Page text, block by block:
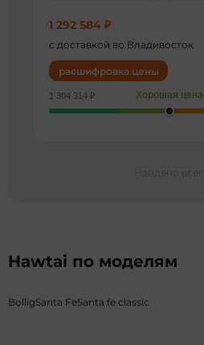
1 292 584 ₽
с доставкой во Владивосток
расшифровка цены
1 304 314 ₽ Хорошая цена
Hawtai по моделям
BolligSanta FeSanta fe classic